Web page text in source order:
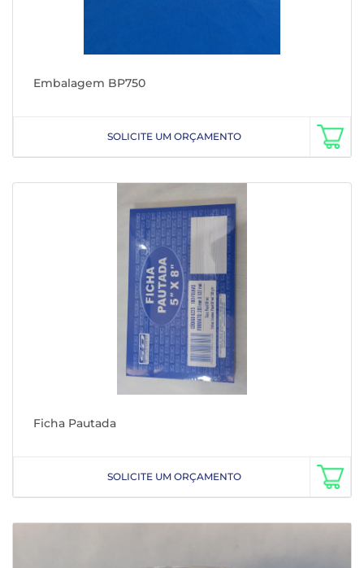
Embalagem BP750
SOLICITE UM ORÇAMENTO
Ficha Pautada
SOLICITE UM ORÇAMENTO